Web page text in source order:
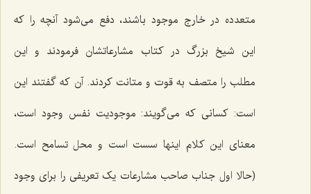
متعدده در خارج موجود باشند، دفع مى‌شود آنچه را که
این شیخ بزرگ در کتاب مشارعاتشان فرمودند و این
مطلب را متصف به قوت و متانت کردند. آن که گفتند این
است: کسانى که می‌گویند: موجودیت نفس وجود است،
معناى این کلام اینها سست است و محل تسامح است.
(حالا اول جناب صاحب مشارعات یک تعریفى را براى وجود